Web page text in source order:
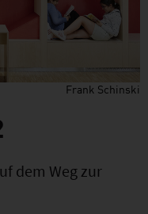
Frank Schinski
dem Weg zur